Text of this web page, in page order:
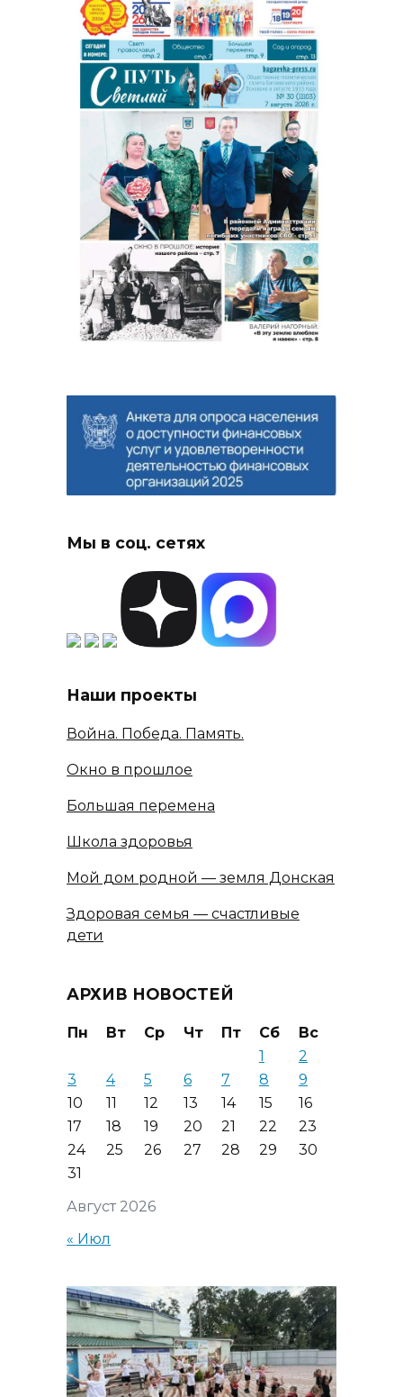
Мы в соц. сетях
Наши проекты
Война. Победа. Память.
Окно в прошлое
Большая перемена
Школа здоровья
Мой дом родной — земля Донская
Здоровая семья — счастливые
дети
АРХИВ НОВОСТЕЙ
Август 2026
Пн Вт Ср Чт Пт Сб
Вс
1
2
3
4 5 6 7 8
9
10
11 12 13 14 15
16
17
18 19 20 21 22
23
24
25 26 27 28 29
30
31
« Июл